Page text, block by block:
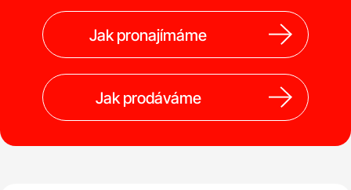
Jak pronajímáme
Jak prodáváme